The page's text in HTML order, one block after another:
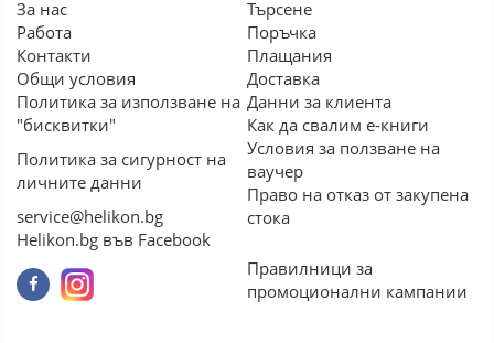
За нас
Работа
Контакти
Общи условия
Политика за използване на
"бисквитки"
Политика за сигурност на
личните данни
service@helikon.bg
Helikon.bg във Facebook
Търсене
Поръчка
Плащания
Доставка
Данни за клиента
Как да свалим е-книги
Условия за ползване на
ваучер
Право на отказ от закупена
стока
Правилници за
промоционални кампании